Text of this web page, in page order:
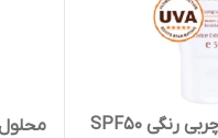
کرم ضد آفتاب فاقد چربی رنگی SPF50